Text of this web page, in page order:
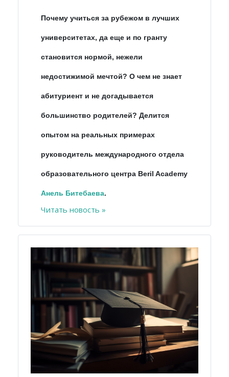
Почему учиться за рубежом в лучших
университетах, да еще и по гранту
становится нормой, нежели
недостижимой мечтой? О чем не знает
абитуриент и не догадывается
большинство родителей? Делится
опытом на реальных примерах
руководитель международного отдела
образовательного центра Beril Academy
Анель Битебаева.
Читать новость »